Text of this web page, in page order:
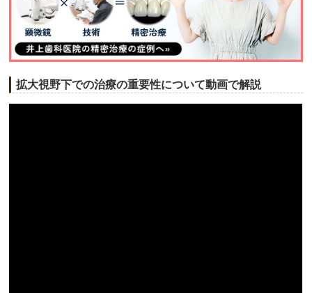
拡大視野下での治療の重要性について動画で解説